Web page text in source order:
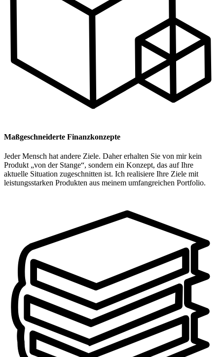
Maßgeschneiderte Finanzkonzepte
Jeder Mensch hat andere Ziele. Daher erhalten Sie von mir kein
Produkt „von der Stange“, sondern ein Konzept, das auf Ihre
aktuelle Situation zugeschnitten ist. Ich realisiere Ihre Ziele mit
leistungsstarken Produkten aus meinem umfangreichen Portfolio.